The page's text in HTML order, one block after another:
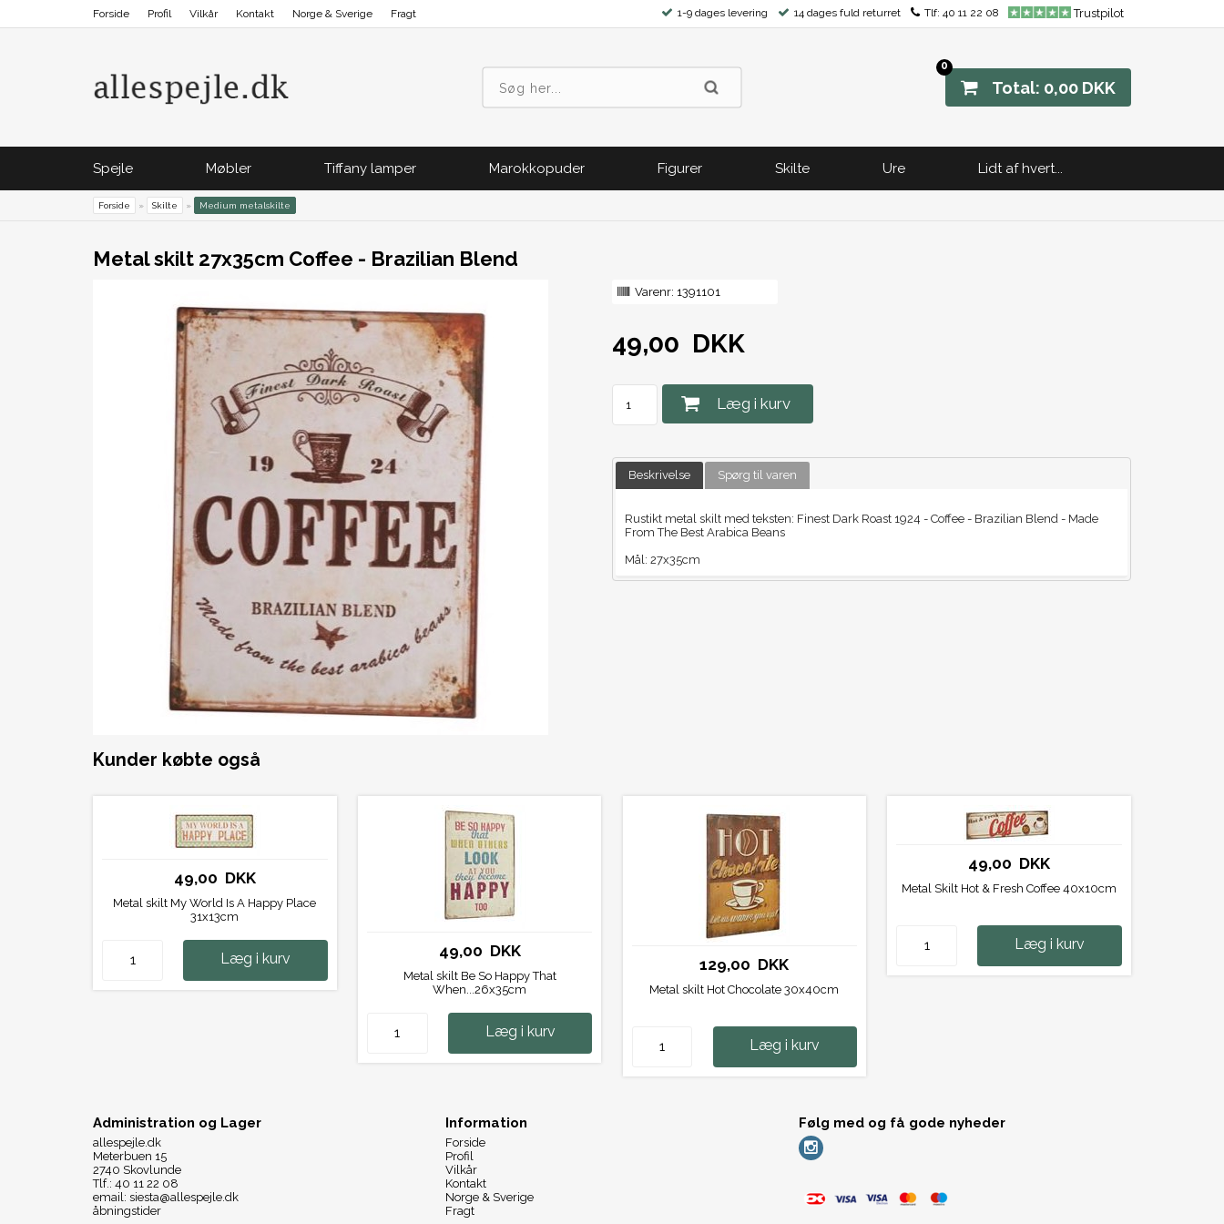
1-9 dages levering 14 dages fuld returret Tlf: 40 11 22 08 Trustpilot
Forside Profil Vilkår Kontakt Norge & Sverige Fragt
Total: 0,00 DKK
0
Spejle Møbler Tiffany lamper Marokkopuder Figurer Skilte Ure Lidt af hvert...
Forside » Skilte » Medium metalskilte
Metal skilt 27x35cm Coffee - Brazilian Blend
Varenr: 1391101
49,00 DKK
Læg i kurv
Beskrivelse Spørg til varen
Rustikt metal skilt med teksten: Finest Dark Roast 1924 - Coffee - Brazilian Blend - Made
From The Best Arabica Beans
Mål: 27x35cm
Kunder købte også
49,00 DKK
Metal skilt My World Is A Happy Place
31x13cm
Læg i kurv 49,00 DKK
Metal skilt Be So Happy That
When...26x35cm
Læg i kurv
129,00 DKK
Metal skilt Hot Chocolate 30x40cm
Læg i kurv
49,00 DKK
Metal Skilt Hot & Fresh Coffee 40x10cm
Læg i kurv
Administration og Lager
allespejle.dk
Meterbuen 15
2740 Skovlunde
Tlf.: 40 11 22 08
email: siesta@allespejle.dk
åbningstider
Information
Forside
Profil
Vilkår
Kontakt
Norge & Sverige
Fragt
Følg med og få gode nyheder